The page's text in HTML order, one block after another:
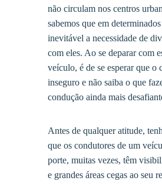
não circulam nos centros
sabemos que em
inevitável a necessidade de
com eles. Ao se deparar com
veículo, é de se esperar que o
inseguro e não saiba o que
condução ainda mais
Antes de qualquer atitude,
que os condutores de um
porte, muitas vezes, têm
e grandes áreas cegas ao seu